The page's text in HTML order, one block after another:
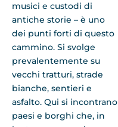
musici e custodi di
antiche storie – è uno
dei punti forti di questo
cammino. Si svolge
prevalentemente su
vecchi tratturi, strade
bianche, sentieri e
asfalto. Qui si incontrano
paesi e borghi che, in